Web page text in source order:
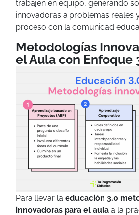
trabajen en equipo, generando
innovadoras a problemas reales
proceso con la comunidad
Metodologías
el Aula con Enfoque
Para llevar la educación 3.0
innovadoras para el aula a la